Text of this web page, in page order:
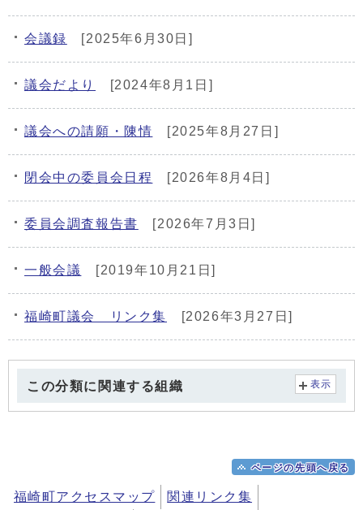
会議録 [2025年6月30日]
議会だより [2024年8月1日]
議会への請願・陳情 [2025年8月27日]
閉会中の委員会日程 [2026年8月4日]
委員会調査報告書 [2026年7月3日]
一般会議 [2019年10月21日]
福崎町議会 リンク集 [2026年3月27日]
この分類に関連する組織 表示
ページの先頭へ戻る
福崎町アクセスマップ 関連リンク集